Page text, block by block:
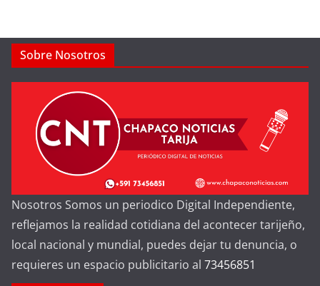
Sobre Nosotros
Nosotros Somos un periodico Digital Independiente,
reflejamos la realidad cotidiana del acontecer tarijeño,
local nacional y mundial, puedes dejar tu denuncia, o
requieres un espacio publicitario al 73456851